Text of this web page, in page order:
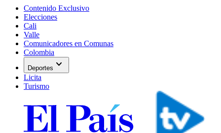
Contenido Exclusivo
Elecciones
Cali
Valle
Comunicadores en Comunas
Colombia
Deportes expand_more
Licita
Turismo